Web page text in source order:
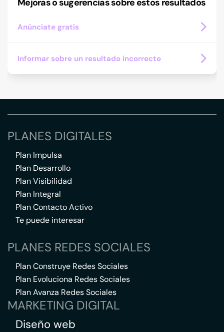
Mejoras o sugerencias sobre estos resultados
Anúnciate gratis
Informar sobre un resultado incorrecto
PLANES DIGITALES
Plan Impulsa
Plan Desarrollo
Plan Visibilidad
Plan Integral
Plan Contacto Activo
Te puede interesar
PLANES REDES SOCIALES
Plan Construye Redes Sociales
Plan Evoluciona Redes Sociales
Plan Avanza Redes Sociales
MARKETING DIGITAL
Diseño web